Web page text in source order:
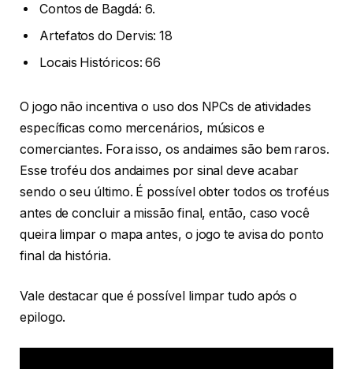
Contos de Bagdá: 6.
Artefatos do Dervis: 18
Locais Históricos: 66
O jogo não incentiva o uso dos NPCs de atividades
específicas como mercenários, músicos e
comerciantes. Fora isso, os andaimes são bem raros.
Esse troféu dos andaimes por sinal deve acabar
sendo o seu último. É possível obter todos os troféus
antes de concluir a missão final, então, caso você
queira limpar o mapa antes, o jogo te avisa do ponto
final da história.
Vale destacar que é possível limpar tudo após o
epilogo.